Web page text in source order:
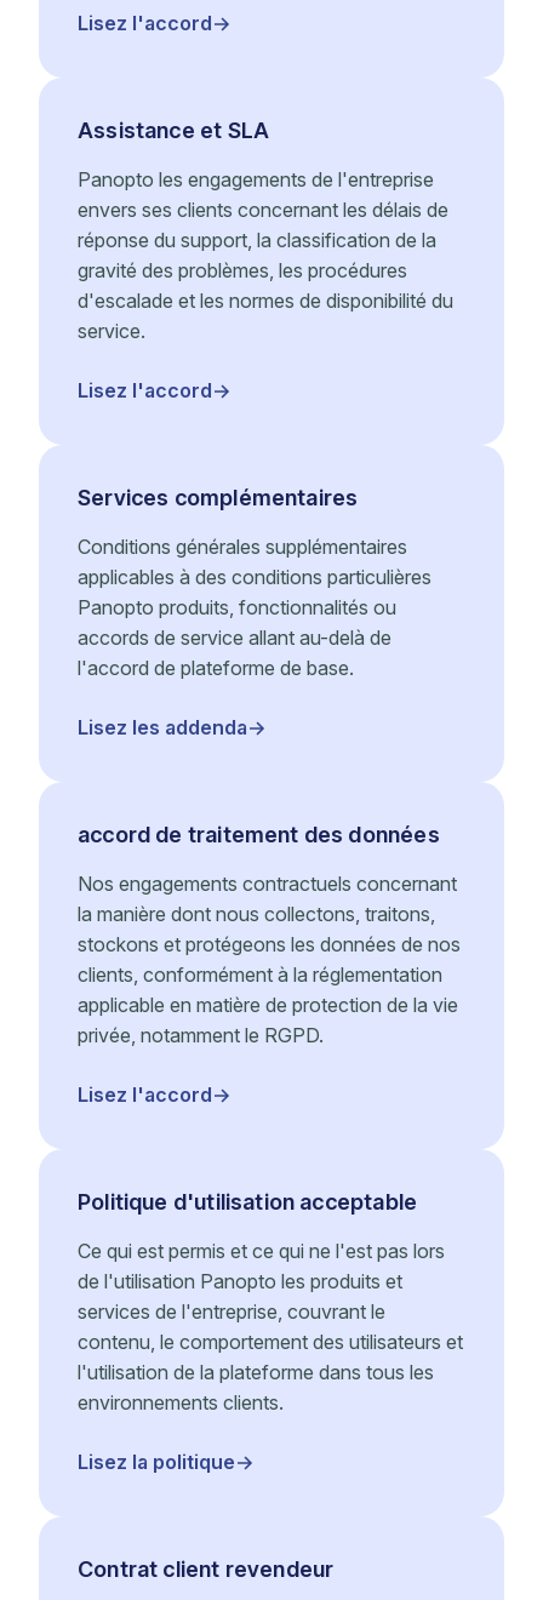
Lisez l'accord
Assistance et SLA
Panopto les engagements de l'entreprise
envers ses clients concernant les délais de
réponse du support, la classification de la
gravité des problèmes, les procédures
d'escalade et les normes de disponibilité du
service.
Lisez l'accord
Services complémentaires
Conditions générales supplémentaires
applicables à des conditions particulières
Panopto produits, fonctionnalités ou
accords de service allant au-delà de
l'accord de plateforme de base.
Lisez les addenda
accord de traitement des données
Nos engagements contractuels concernant
la manière dont nous collectons, traitons,
stockons et protégeons les données de nos
clients, conformément à la réglementation
applicable en matière de protection de la vie
privée, notamment le RGPD.
Lisez l'accord
Politique d'utilisation acceptable
Ce qui est permis et ce qui ne l'est pas lors
de l'utilisation Panopto les produits et
services de l'entreprise, couvrant le
contenu, le comportement des utilisateurs et
l'utilisation de la plateforme dans tous les
environnements clients.
Lisez la politique
Contrat client revendeur